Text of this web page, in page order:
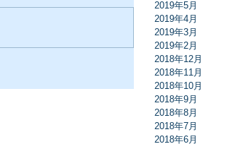
2019年5月
2019年4月
2019年3月
2019年2月
2018年12月
2018年11月
2018年10月
2018年9月
2018年8月
2018年7月
2018年6月